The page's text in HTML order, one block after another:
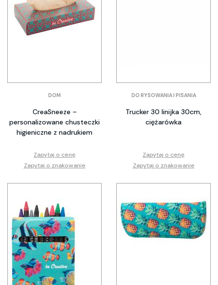
DOM
CreaSneeze –
personalizowane chusteczki
higieniczne z nadrukiem
Zapytaj o cenę
Zapytaj o znakowanie
DO RYSOWANIA I PISANIA
Trucker 30 linijka 30cm,
ciężarówka
Zapytaj o cenę
Zapytaj o znakowanie